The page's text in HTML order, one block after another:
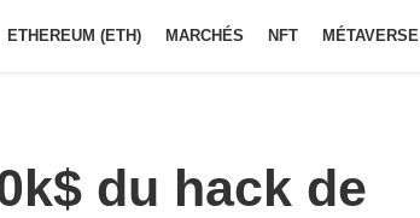
ETHEREUM (ETH) MARCHÉS NFT MÉTAVERSE
du hack de